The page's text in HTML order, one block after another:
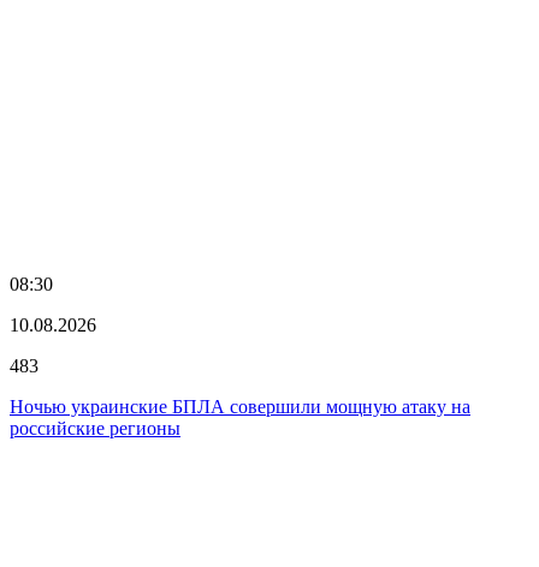
08:30
10.08.2026
483
Ночью украинские БПЛА совершили мощную атаку на
российские регионы